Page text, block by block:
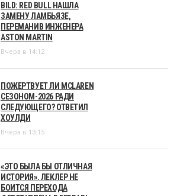
BILD: RED BULL НАШЛА
ЗАМЕНУ ЛАМБЬЯЗЕ,
ПЕРЕМАНИВ ИНЖЕНЕРА
ASTON MARTIN
Вчера в 14:12
ПОЖЕРТВУЕТ ЛИ MCLAREN
СЕЗОНОМ-2026 РАДИ
СЛЕДУЮЩЕГО? ОТВЕТИЛ
ХОУЛДИ
Вчера в 13:15
«ЭТО БЫЛА БЫ ОТЛИЧНАЯ
ИСТОРИЯ». ЛЕКЛЕР НЕ
БОИТСЯ ПЕРЕХОДА